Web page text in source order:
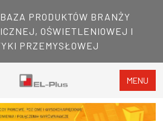
PRODUKTÓW BRANŻY
OŚWIETLENIOWEJ I
PRZEMYSŁOWEJ
MENU